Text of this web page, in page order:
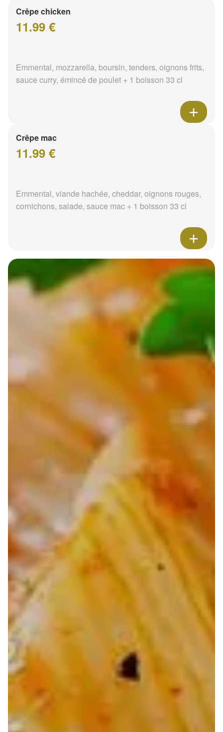
Crêpe chicken
11.99 €
Emmental, mozzarella, boursin, tenders, oignons frits,
sauce curry, émincé de poulet + 1 boisson 33 cl
Crêpe mac
11.99 €
Emmental, viande hachée, cheddar, oignons rouges,
cornichons, salade, sauce mac + 1 boisson 33 cl